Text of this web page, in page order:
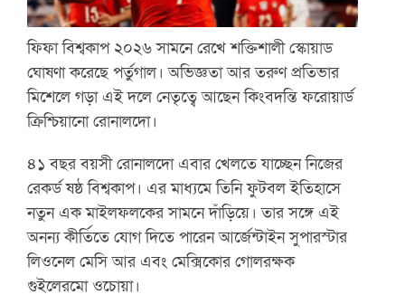
ফিফা বিশ্বকাপ ২০২৬ সামনে রেখে শক্তিশালী স্কোয়াড
ঘোষণা করেছে পর্তুগাল। অভিজ্ঞতা আর তরুণ প্রতিভার
মিশেলে গড়া এই দলে নেতৃত্বে আছেন কিংবদন্তি ফরোয়ার্ড
ক্রিশ্চিয়ানো রোনালদো।
৪১ বছর বয়সী রোনালদো এবার খেলতে যাচ্ছেন নিজের
রেকর্ড ষষ্ঠ বিশ্বকাপ। এর মাধ্যমে তিনি ফুটবল ইতিহাসে
নতুন এক মাইলফলকের সামনে দাঁড়িয়ে। তার সঙ্গে এই
অনন্য কীর্তিতে যোগ দিতে পারেন আর্জেন্টাইন সুপারস্টার
লিওনেল মেসি আর এবং মেক্সিকোর গোলরক্ষক
গুইলেরমো ওচোয়া।